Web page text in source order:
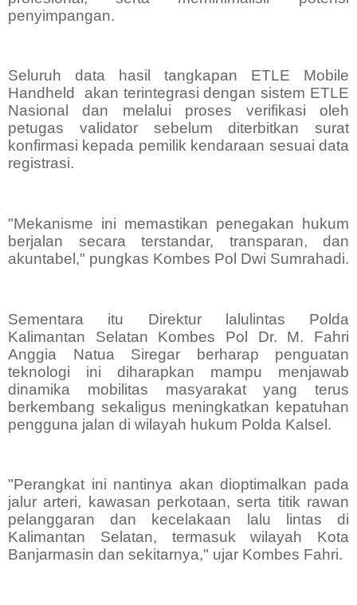
penyimpangan.
Seluruh data hasil tangkapan ETLE Mobile
Handheld
akan terintegrasi dengan sistem ETLE
Nasional dan melalui proses verifikasi oleh
petugas validator sebelum diterbitkan surat
konfirmasi kepada pemilik kendaraan sesuai data
registrasi.
"Mekanisme ini memastikan penegakan hukum
berjalan secara terstandar, transparan, dan
akuntabel," pungkas Kombes Pol Dwi Sumrahadi.
Sementara itu Direktur lalulintas Polda
Kalimantan Selatan Kombes Pol Dr. M. Fahri
Anggia Natua Siregar berharap penguatan
teknologi ini diharapkan mampu menjawab
dinamika mobilitas masyarakat yang terus
berkembang sekaligus meningkatkan kepatuhan
pengguna jalan di wilayah hukum Polda Kalsel.
"Perangkat ini nantinya akan dioptimalkan pada
jalur arteri, kawasan perkotaan, serta titik rawan
pelanggaran dan kecelakaan lalu lintas di
Kalimantan Selatan, termasuk wilayah Kota
Banjarmasin dan sekitarnya," ujar Kombes Fahri.